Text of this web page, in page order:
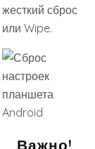
жесткий сброс
или Wipe.
Важно!